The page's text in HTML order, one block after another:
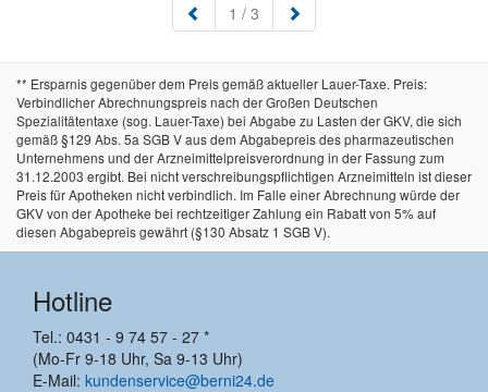
1 (aktuell)
/ 3
** Ersparnis gegenüber dem Preis gemäß aktueller Lauer-Taxe. Preis:
Verbindlicher Abrechnungspreis nach der Großen Deutschen
Spezialitätentaxe (sog. Lauer-Taxe) bei Abgabe zu Lasten der GKV, die sich
gemäß §129 Abs. 5a SGB V aus dem Abgabepreis des pharmazeutischen
Unternehmens und der Arzneimittelpreisverordnung in der Fassung zum
31.12.2003 ergibt. Bei nicht verschreibungspflichtigen Arzneimitteln ist dieser
Preis für Apotheken nicht verbindlich. Im Falle einer Abrechnung würde der
GKV von der Apotheke bei rechtzeitiger Zahlung ein Rabatt von 5% auf
diesen Abgabepreis gewährt (§130 Absatz 1 SGB V).
Hotline
Tel.: 0431 - 9 74 57 - 27 *
(Mo-Fr 9-18 Uhr, Sa 9-13 Uhr)
E-Mail: kundenservice@berni24.de